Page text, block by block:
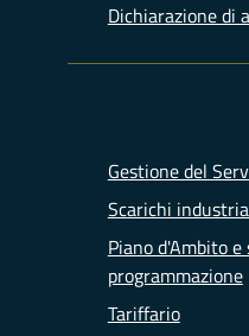
Dichiarazione di
Gestione del
Scarichi
Piano d'Ambito
programmazione
Tariffario